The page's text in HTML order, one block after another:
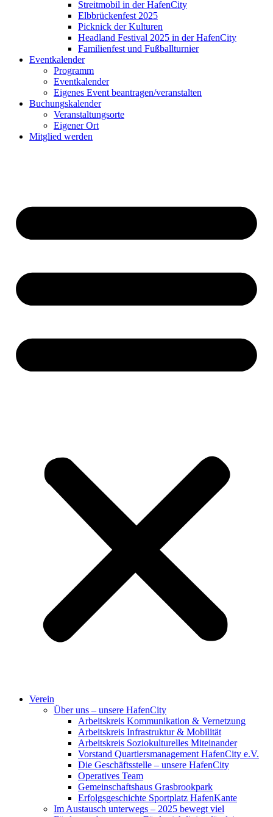
Streitmobil in der HafenCity
Elbbrückenfest 2025
Picknick der Kulturen
Headland Festival 2025 in der HafenCity
Familienfest und Fußballturnier
Eventkalender
Programm
Eventkalender
Eigenes Event beantragen/veranstalten
Buchungskalender
Veranstaltungsorte
Eigener Ort
Mitglied werden
Verein
Über uns – unsere HafenCity
Arbeitskreis Kommunikation & Vernetzung
Arbeitskreis Infrastruktur & Mobilität
Arbeitskreis Soziokulturelles Miteinander
Vorstand Quartiersmanagement HafenCity e.V.
Die Geschäftsstelle – unsere HafenCity
Operatives Team
Gemeinschaftshaus Grasbrookpark
Erfolgsgeschichte Sportplatz HafenKante
Im Austausch unterwegs – 2025 bewegt viel